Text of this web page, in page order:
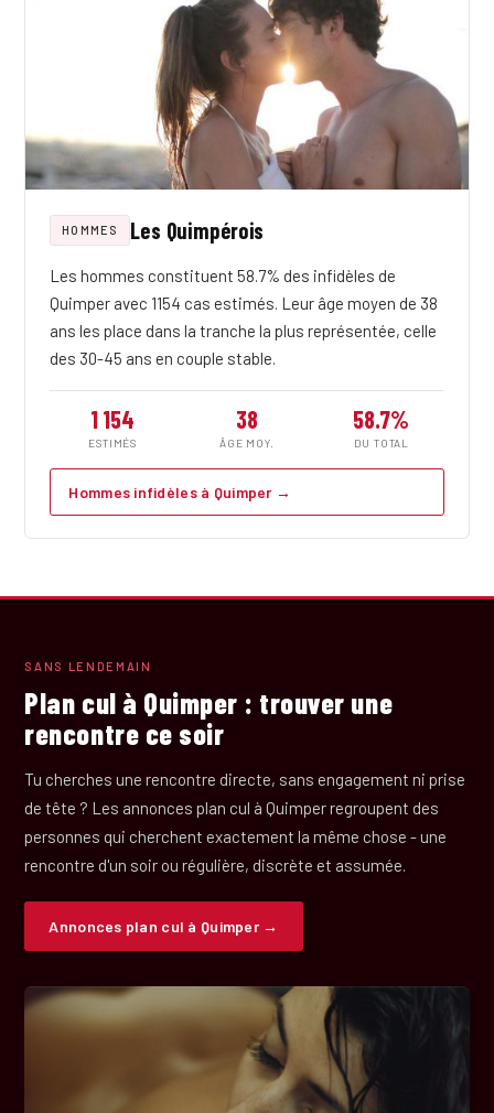
HOMMES Les Quimpérois
Les hommes constituent 58.7% des infidèles de
Quimper avec 1154 cas estimés. Leur âge moyen de 38
ans les place dans la tranche la plus représentée, celle
des 30-45 ans en couple stable.
1 154
ESTIMÉS
38
ÂGE MOY.
58.7%
DU TOTAL
Hommes infidèles à Quimper →
SANS LENDEMAIN
Plan cul à Quimper : trouver une
rencontre ce soir
Tu cherches une rencontre directe, sans engagement ni prise
de tête ? Les annonces plan cul à Quimper regroupent des
personnes qui cherchent exactement la même chose - une
rencontre d'un soir ou régulière, discrète et assumée.
Annonces plan cul à Quimper →